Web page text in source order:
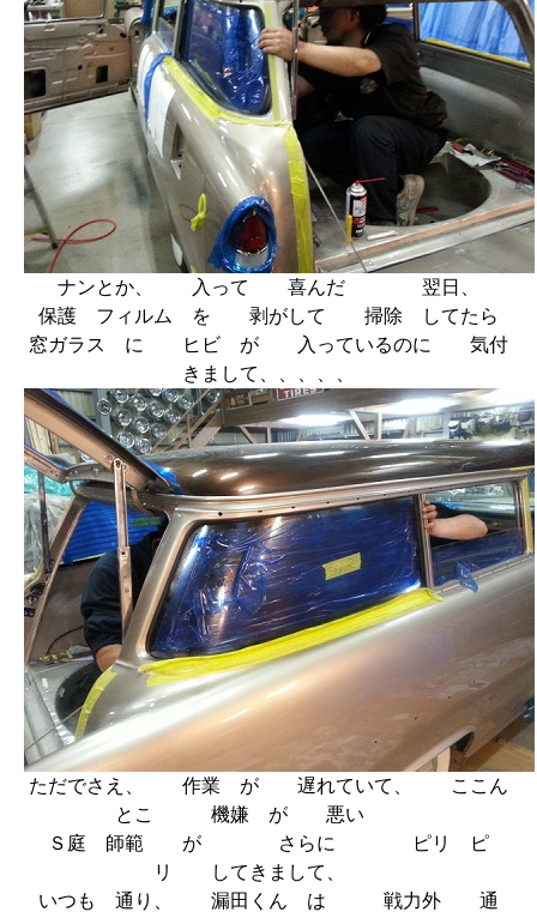
ナンとか、 入って 喜んだ 翌日、
保護 フィルム を 剥がして 掃除 してたら
窓ガラス に ヒビ が 入っているのに 気付
きまして、、、、、
ただでさえ、 作業 が 遅れていて、 ここん
とこ 機嫌 が 悪い
Ｓ庭 師範 が さらに ピリ ピ
リ してきまして、
いつも 通り、 漏田くん は 戦力外 通